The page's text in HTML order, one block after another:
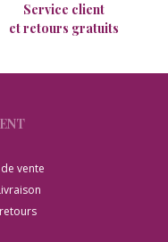
Service client
et retours gratuits
vente